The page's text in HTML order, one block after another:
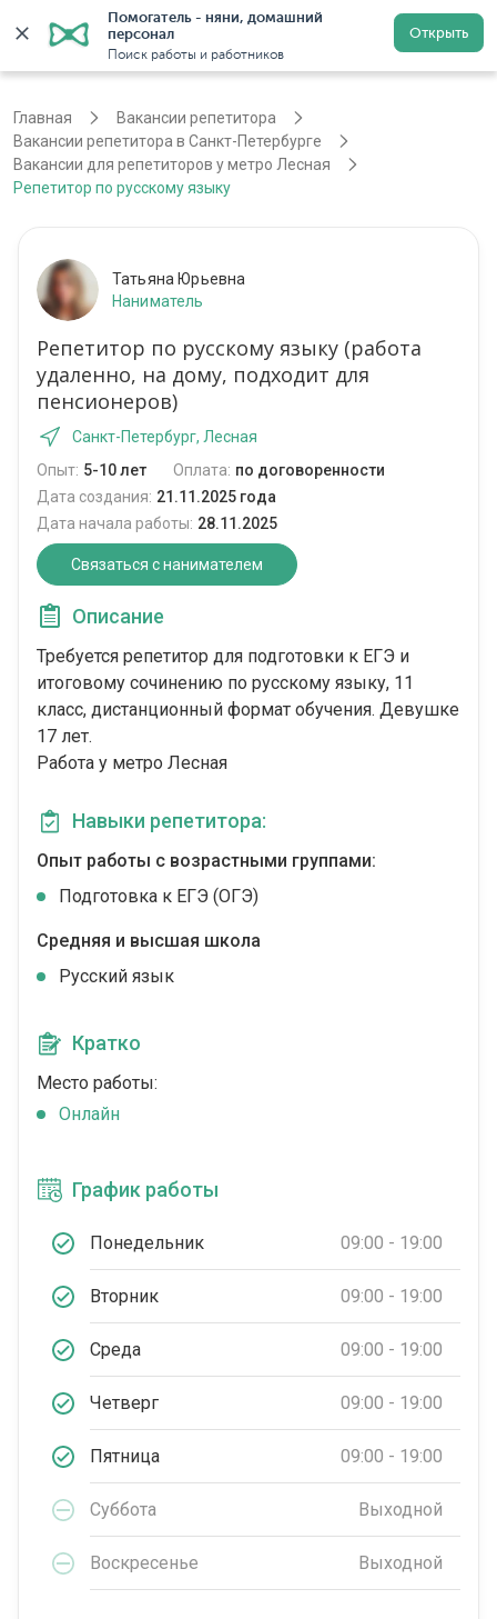
Помогатель - няни, домашний
персонал
Поиск работы и работников
Открыть
Санкт-Петербург Регистрация
Главная
Вакансии репетитора
Вакансии репетитора в Санкт-Петербурге
Вакансии для репетиторов у метро Лесная
Репетитор по русскому языку
Татьяна Юрьевна
Наниматель
Репетитор по русскому языку (работа
удаленно, на дому, подходит для
пенсионеров)
Санкт-Петербург, Лесная
Опыт: 5-10 лет Оплата: по договоренности
Дата создания: 21.11.2025 года
Дата начала работы: 28.11.2025
Связаться с нанимателем
Описание
Требуется репетитор для подготовки к ЕГЭ и
итоговому сочинению по русскому языку, 11
класс, дистанционный формат обучения. Девушке
17 лет.
Работа у метро Лесная
Навыки репетитора:
Опыт работы с возрастными группами:
Подготовка к ЕГЭ (ОГЭ)
Средняя и высшая школа
Русский язык
Кратко
Место работы:
Онлайн
График работы
Понедельник 09:00 - 19:00
Вторник 09:00 - 19:00
Среда 09:00 - 19:00
Четверг 09:00 - 19:00
Пятница 09:00 - 19:00
Суббота Выходной
Воскресенье Выходной